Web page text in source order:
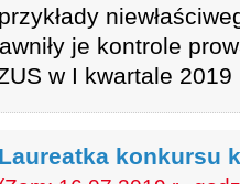
przykłady
je kontrole
w I kwartale 2019
Laureatka konkursu